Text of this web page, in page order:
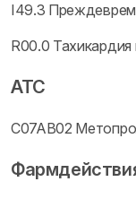
I49.3
R00.0 Тахикардия
ATC
C07AB02